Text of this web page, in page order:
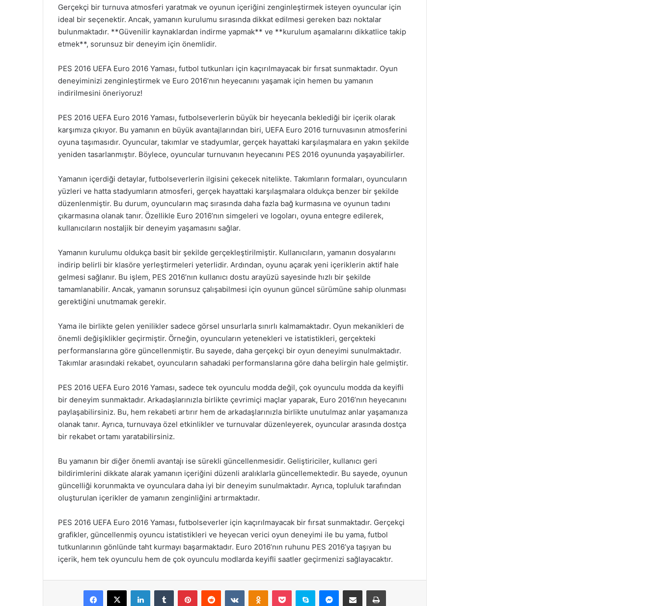
Gerçekçi bir turnuva atmosferi yaratmak ve oyunun içeriğini zenginleştirmek isteyen oyuncular için
ideal bir seçenektir. Ancak, yamanın kurulumu sırasında dikkat edilmesi gereken bazı noktalar
bulunmaktadır. **Güvenilir kaynaklardan indirme yapmak** ve **kurulum aşamalarını dikkatlice takip
etmek**, sorunsuz bir deneyim için önemlidir.
PES 2016 UEFA Euro 2016 Yaması, futbol tutkunları için kaçırılmayacak bir fırsat sunmaktadır. Oyun
deneyiminizi zenginleştirmek ve Euro 2016’nın heyecanını yaşamak için hemen bu yamanın
indirilmesini öneriyoruz!
PES 2016 UEFA Euro 2016 Yaması, futbolseverlerin büyük bir heyecanla beklediği bir içerik olarak
karşımıza çıkıyor. Bu yamanın en büyük avantajlarından biri, UEFA Euro 2016 turnuvasının atmosferini
oyuna taşımasıdır. Oyuncular, takımlar ve stadyumlar, gerçek hayattaki karşılaşmalara en yakın şekilde
yeniden tasarlanmıştır. Böylece, oyuncular turnuvanın heyecanını PES 2016 oyununda yaşayabilirler.
Yamanın içerdiği detaylar, futbolseverlerin ilgisini çekecek nitelikte. Takımların formaları, oyuncuların
yüzleri ve hatta stadyumların atmosferi, gerçek hayattaki karşılaşmalara oldukça benzer bir şekilde
düzenlenmiştir. Bu durum, oyuncuların maç sırasında daha fazla bağ kurmasına ve oyunun tadını
çıkarmasına olanak tanır. Özellikle Euro 2016’nın simgeleri ve logoları, oyuna entegre edilerek,
kullanıcıların nostaljik bir deneyim yaşamasını sağlar.
Yamanın kurulumu oldukça basit bir şekilde gerçekleştirilmiştir. Kullanıcıların, yamanın dosyalarını
indirip belirli bir klasöre yerleştirmeleri yeterlidir. Ardından, oyunu açarak yeni içeriklerin aktif hale
gelmesi sağlanır. Bu işlem, PES 2016’nın kullanıcı dostu arayüzü sayesinde hızlı bir şekilde
tamamlanabilir. Ancak, yamanın sorunsuz çalışabilmesi için oyunun güncel sürümüne sahip olunması
gerektiğini unutmamak gerekir.
Yama ile birlikte gelen yenilikler sadece görsel unsurlarla sınırlı kalmamaktadır. Oyun mekanikleri de
önemli değişiklikler geçirmiştir. Örneğin, oyuncuların yetenekleri ve istatistikleri, gerçekteki
performanslarına göre güncellenmiştir. Bu sayede, daha gerçekçi bir oyun deneyimi sunulmaktadır.
Takımlar arasındaki rekabet, oyuncuların sahadaki performanslarına göre daha belirgin hale gelmiştir.
PES 2016 UEFA Euro 2016 Yaması, sadece tek oyunculu modda değil, çok oyunculu modda da keyifli
bir deneyim sunmaktadır. Arkadaşlarınızla birlikte çevrimiçi maçlar yaparak, Euro 2016’nın heyecanını
paylaşabilirsiniz. Bu, hem rekabeti artırır hem de arkadaşlarınızla birlikte unutulmaz anlar yaşamanıza
olanak tanır. Ayrıca, turnuvaya özel etkinlikler ve turnuvalar düzenleyerek, oyuncular arasında dostça
bir rekabet ortamı yaratabilirsiniz.
Bu yamanın bir diğer önemli avantajı ise sürekli güncellenmesidir. Geliştiriciler, kullanıcı geri
bildirimlerini dikkate alarak yamanın içeriğini düzenli aralıklarla güncellemektedir. Bu sayede, oyunun
güncelliği korunmakta ve oyunculara daha iyi bir deneyim sunulmaktadır. Ayrıca, topluluk tarafından
oluşturulan içerikler de yamanın zenginliğini artırmaktadır.
PES 2016 UEFA Euro 2016 Yaması, futbolseverler için kaçırılmayacak bir fırsat sunmaktadır. Gerçekçi
grafikler, güncellenmiş oyuncu istatistikleri ve heyecan verici oyun deneyimi ile bu yama, futbol
tutkunlarının gönlünde taht kurmayı başarmaktadır. Euro 2016’nın ruhunu PES 2016’ya taşıyan bu
içerik, hem tek oyunculu hem de çok oyunculu modlarda keyifli saatler geçirmenizi sağlayacaktır.
Facebook
X LinkedInTumblr PinterestReddit VKontakteOdnoklassniki
Pocket Skype Messenger
E-Posta ile paylaş Yazdır